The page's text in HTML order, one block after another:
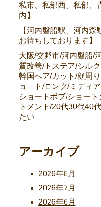
私市、私部西、私部、
内】
【河内磐船駅、河内
お待ちしております】
大阪/交野市/河内磐船/
質改善/トステア/シル
幹国へア/カット/顔周
ョート/ロング/ミディ
ショートボブ/ショー
トメント/20代30代40
たい
アーカイブ
2026年8月
2026年7月
2026年6月